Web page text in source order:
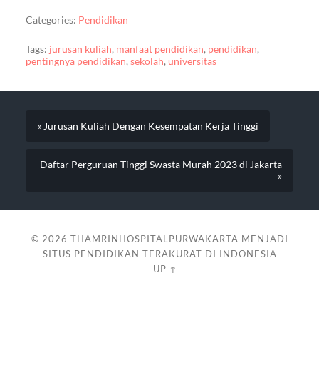
Categories: Pendidikan
Tags: jurusan kuliah, manfaat pendidikan, pendidikan,
pentingnya pendidikan, sekolah, universitas
« Jurusan Kuliah Dengan Kesempatan Kerja Tinggi
Daftar Perguruan Tinggi Swasta Murah 2023 di Jakarta
»
© 2026 THAMRINHOSPITALPURWAKARTA MENJADI
SITUS PENDIDIKAN TERAKURAT DI INDONESIA
— UP ↑